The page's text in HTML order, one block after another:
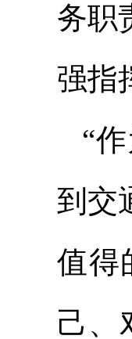
务职
强指
“
到交
值得
己、